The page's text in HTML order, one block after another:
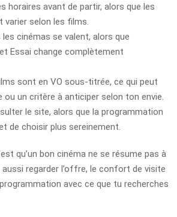
horaires avant de partir, alors que les
varier selon les films.
cinémas se valent, alors que
Essai change complètement
sont en VO sous-titrée, ce qui peut
ou un critère à anticiper selon ton envie.
le site, alors que la programmation
de choisir plus sereinement.
qu’un bon cinéma ne se résume pas à
regarder l’offre, le confort de visite
avec ce que tu recherches